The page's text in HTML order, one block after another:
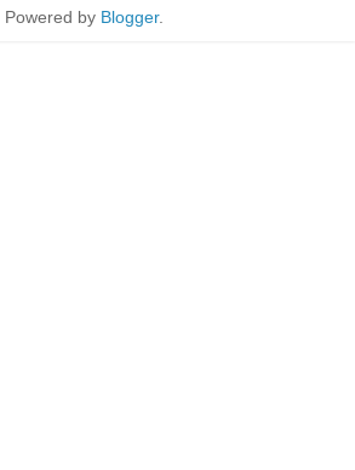
Powered by Blogger.